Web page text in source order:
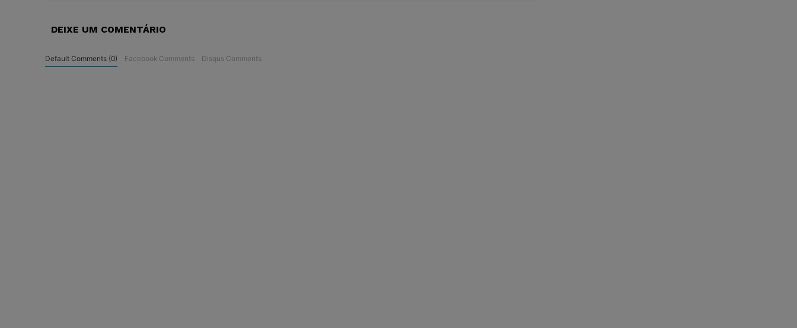
DEIXE UM COMENTÁRIO
Default Comments (0) Facebook Comments Disqus Comments